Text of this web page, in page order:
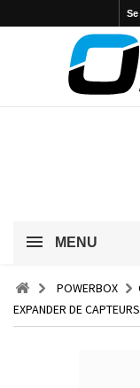
MENU
POWERBOX
EXPANDER DE